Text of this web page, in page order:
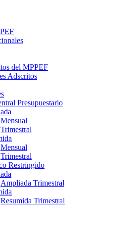
del MPPEF
Adscritos
Presupuestario
Mensual
Trimestral
Mensual
Trimestral
Restringido
Ampliada Trimestral
Resumida Trimestral